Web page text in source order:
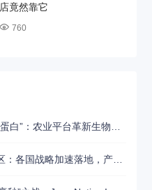
店竟然靠它
760
全球AI竞赛进入深水区：各国战略加速落地，产业融合与算力争夺白热化